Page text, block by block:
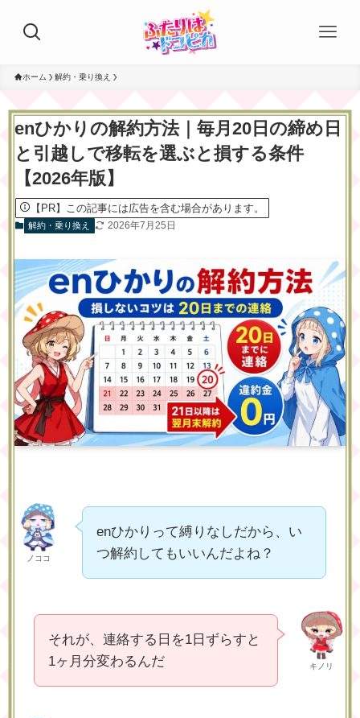
ホーム 解約・乗り換え
enひかりの解約方法｜毎月20日の締め日
と引越しで移転を選ぶと損する条件
【2026年版】
【PR】この記事には広告を含む場合があります。
解約・乗り換え 2026年7月25日
ノココ
enひかりって縛りなしだから、い
つ解約してもいいんだよね？
キノリ
それが、連絡する日を1日ずらすと
1ヶ月分変わるんだ